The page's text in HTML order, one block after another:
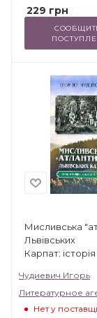
229 грн
Мисливська
Львівських
Карпат: історія
Чудиевич Игорь
Нет у